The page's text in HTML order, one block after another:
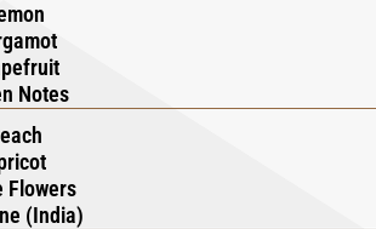
Notes
Flowers
(India)